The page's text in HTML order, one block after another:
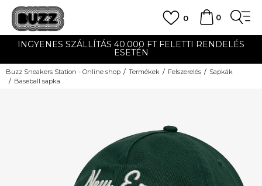
0
0
INGYENES SZÁLLÍTÁS 40.000 FT FELETTI RENDELÉS
ESETÉN
Buzz Sneakers Station - Online shop Termékek Felszerelés
Sapkák
Baseball sapka